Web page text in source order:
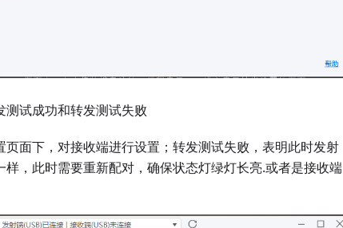
测试成功和转发测试失败
面下，对接收端进行设置；转发测试失败，表明此时发射
，此时需要重新配对，确保状态灯绿灯长亮.或者是接收端